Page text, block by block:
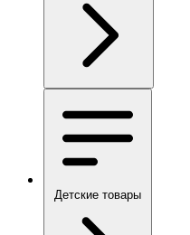
Детские товары